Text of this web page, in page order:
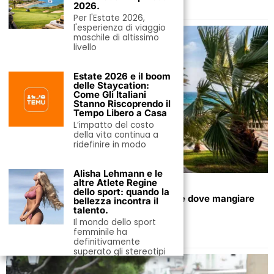
1 Febbraio 2025
Sanremo oltre il Festival: cosa vedere e dove mangiare
nella città della musica.
2026.
Per l'Estate 2026,
l'esperienza di viaggio
maschile di altissimo
livello
Estate 2026 e il boom
delle Staycation:
Come Gli Italiani
Stanno Riscoprendo il
Tempo Libero a Casa
L’impatto del costo
della vita continua a
ridefinire in modo
Alisha Lehmann e le
altre Atlete Regine
dello sport: quando la
bellezza incontra il
talento.
Il mondo dello sport
femminile ha
definitivamente
superato gli stereotipi